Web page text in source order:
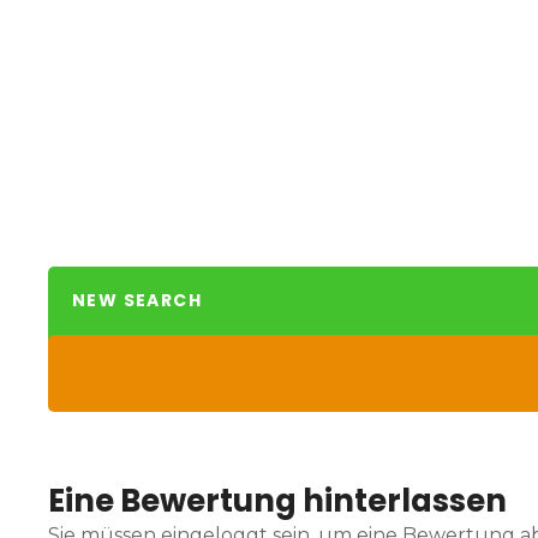
NEW SEARCH
Eine Bewertung hinterlassen